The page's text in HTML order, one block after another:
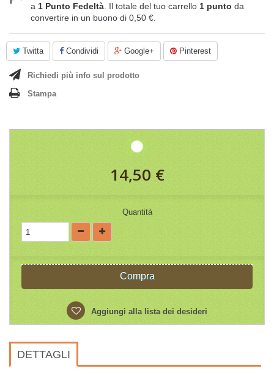
a 1 Punto Fedeltà . Il totale del tuo carrello 1 punto da
convertire in un buono di 0,50 €
Twitta Condividi Google+ Pinterest
Richiedi più info sul prodotto
Stampa
14,50 €
Quantità
Compra
Aggiungi alla lista dei desideri
DETTAGLI